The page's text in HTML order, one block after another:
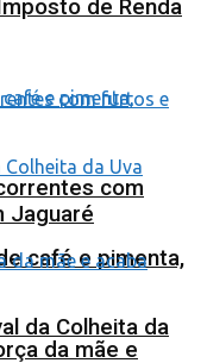
de Renda
café e pimenta,
da Colheita da
com
Jaguaré
da mãe e